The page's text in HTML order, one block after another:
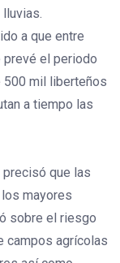
a que entre
el periodo
500 mil liberteños
a tiempo las
precisó que las
mayores
sobre el riesgo
campos agrícolas